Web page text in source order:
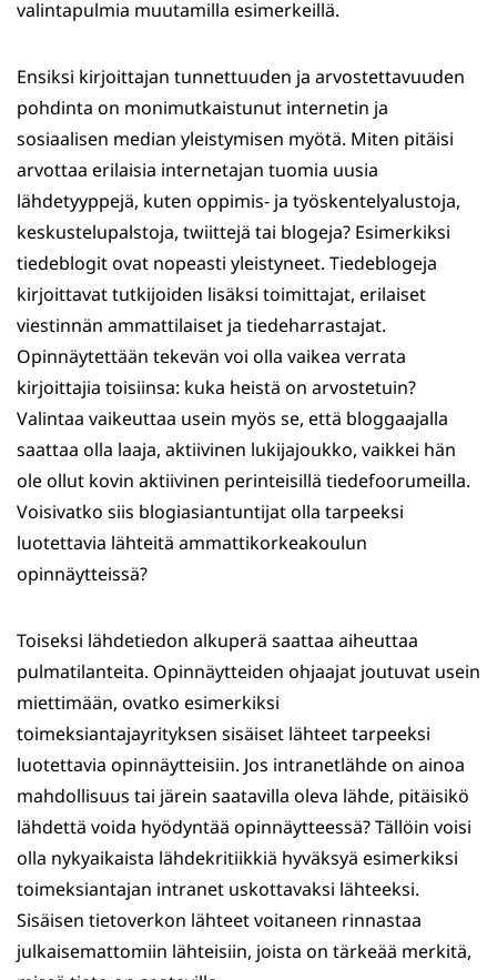
valintapulmia muutamilla esimerkeillä.
Ensiksi kirjoittajan tunnettuuden ja arvostettavuuden
pohdinta on monimutkaistunut internetin ja
sosiaalisen median yleistymisen myötä. Miten pitäisi
arvottaa erilaisia internetajan tuomia uusia
lähdetyyppejä, kuten oppimis- ja työskentelyalustoja,
keskustelupalstoja, twiittejä tai blogeja? Esimerkiksi
tiedeblogit ovat nopeasti yleistyneet. Tiedeblogeja
kirjoittavat tutkijoiden lisäksi toimittajat, erilaiset
viestinnän ammattilaiset ja tiedeharrastajat.
Opinnäytettään tekevän voi olla vaikea verrata
kirjoittajia toisiinsa: kuka heistä on arvostetuin?
Valintaa vaikeuttaa usein myös se, että bloggaajalla
saattaa olla laaja, aktiivinen lukijajoukko, vaikkei hän
ole ollut kovin aktiivinen perinteisillä tiedefoorumeilla.
Voisivatko siis blogiasiantuntijat olla tarpeeksi
luotettavia lähteitä ammattikorkeakoulun
opinnäytteissä?
Toiseksi lähdetiedon alkuperä saattaa aiheuttaa
pulmatilanteita. Opinnäytteiden ohjaajat joutuvat usein
miettimään, ovatko esimerkiksi
toimeksiantajayrityksen sisäiset lähteet tarpeeksi
luotettavia opinnäytteisiin. Jos intranetlähde on ainoa
mahdollisuus tai järein saatavilla oleva lähde, pitäisikö
lähdettä voida hyödyntää opinnäytteessä? Tällöin voisi
olla nykyaikaista lähdekritiikkiä hyväksyä esimerkiksi
toimeksiantajan intranet uskottavaksi lähteeksi.
Sisäisen tietoverkon lähteet voitaneen rinnastaa
julkaisemattomiin lähteisiin, joista on tärkeää merkitä,